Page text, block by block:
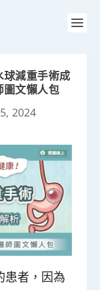
減重手術成
圖文懶人包
2024
患者，因為